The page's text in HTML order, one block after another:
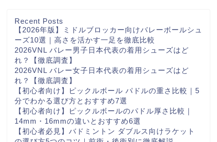
Recent Posts
【2026年版】ミドルブロッカー向けバレーボールシュ
ーズ10選｜高さを活かす一足を徹底比較
2026VNL バレー男子日本代表の着用シューズはど
れ？【徹底調査】
2026VNL バレー女子日本代表の着用シューズはど
れ？【徹底調査】
【初心者向け】ピックルボール パドルの重さ比較｜5
分でわかる選び方とおすすめ7選
【初心者向け】ピックルボールのパドル厚さ比較｜
14mm・16mmの違いとおすすめ6選
【初心者必見】バドミントン ダブルス向けラケット